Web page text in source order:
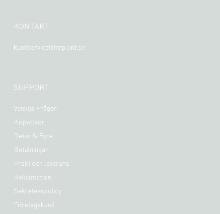
KONTAKT
kundservice@mrplant.se
SUPPORT
Vanliga Frågor
Köpvillkor
Retur & Byte
Betalningar
Frakt och leverans
Reklamation
Sekretesspolicy
Företagskund